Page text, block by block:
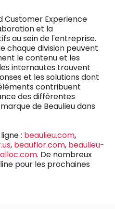
Customer Experience
et la
au sein de l'entreprise.
chaque division peuvent
le contenu et les
internautes trouvent
et les solutions dont
contribuent
des différentes
de Beaulieu dans
: beaulieu.com,
, beauflor.com, beaulieu-
. De nombreux
pour les prochaines
MM Magazine
(digital)